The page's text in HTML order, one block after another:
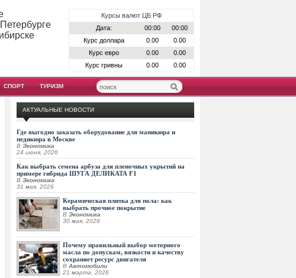
Курсы валют ЦБ РФ
Дата:
00:00
00:00
Курс доллара
0.00
0.00
Курс евро
0.00
0.00
Курс гривны
0.00 0.00
СПОРТ ТУРИЗМ
АКТУАЛЬНЫЕ НОВОСТИ
Где выгодно заказать оборудование для маникюра и
педикюра в Москве
В Экономика
24 июня, 2026
Как выбрать семена арбуза для пленочных укрытий на
примере гибрида ШУГА ДЕЛИКАТА F1
В Экономика
31 мая, 2026
Керамическая плитка для пола: как
выбрать прочное покрытие
В Экономика
30 мая, 2026
Почему правильный выбор моторного
масла по допускам, вязкости и качеству
сохраняет ресурс двигателя
В Автомобили
21 марта, 2026